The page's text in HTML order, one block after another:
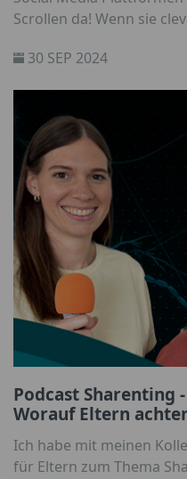
Scrollen da! Wenn sie
werden, auf denen
Augen immer offen und
30 SEP 2024
Podcast Sharenting
Worauf Eltern
Ich habe mit meinen
für Eltern zum Thema